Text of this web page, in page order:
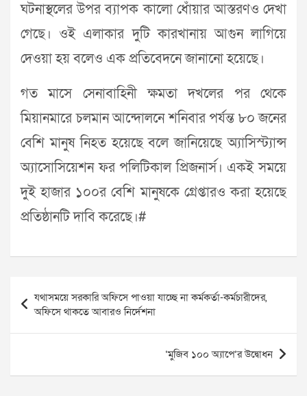
ঘটনাস্থলের উপর ব্যাপক কালো ধোঁয়ার আস্তরণও দেখা
গেছে। ওই এলাকার দুটি কারখানায় আগুন লাগিয়ে
দেওয়া হয় বলেও এক প্রতিবেদনে জানানো হয়েছে।
গত মাসে সেনাবাহিনী ক্ষমতা দখলের পর থেকে
মিয়ানমারে চলমান আন্দোলনে শনিবার পর্যন্ত ৮০ জনের
বেশি মানুষ নিহত হয়েছে বলে জানিয়েছে অ্যাসিস্ট্যান্স
অ্যাসোসিয়েশন ফর পলিটিকাল প্রিজনার্স। একই সময়ে
দুই হাজার ১০০র বেশি মানুষকে গ্রেপ্তারও করা হয়েছে
প্রতিষ্ঠানটি দাবি করেছে।#
navigation
যথাসময়ে সরকারি অফিসে পাওয়া যাচ্ছে না কর্মকর্তা-কর্মচারীদের,
অফিসে থাকতে আবারও নির্দেশনা
‘মুজিব ১০০ অ্যাপে’র উদ্বোধন